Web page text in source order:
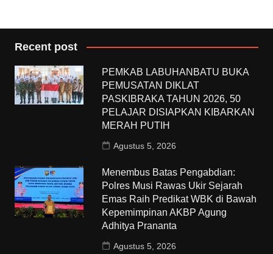
Recent post
PEMKAB LABUHANBATU BUKA
PEMUSATAN DIKLAT
PASKIBRAKA TAHUN 2026, 50
PELAJAR DISIAPKAN KIBARKAN
MERAH PUTIH
Agustus 5, 2026
Menembus Batas Pengabdian:
Polres Musi Rawas Ukir Sejarah
Emas Raih Predikat WBK di Bawah
Kepemimpinan AKBP Agung
Adhitya Prananta
Agustus 5, 2026